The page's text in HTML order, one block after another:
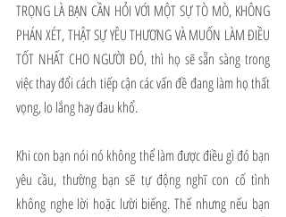
TRỌNG LÀ BẠN CẦN HỎI VỚI MỘT SỰ TÒ MÒ, KHÔNG
PHÁN XÉT, THẬT SỰ YÊU THƯƠNG VÀ MUỐN LÀM ĐIỀU
TỐT NHẤT CHO NGƯỜI ĐÓ, thì họ sẽ sẵn sàng trong
việc thay đổi cách tiếp cận các vấn đề đang làm họ thất
vọng, lo lắng hay đau khổ.
Khi con bạn nói nó không thể làm được điều gì đó bạn
yêu cầu, thường bạn sẽ tự động nghĩ con cố tình
không nghe lời hoặc lười biếng. Thế nhưng nếu bạn